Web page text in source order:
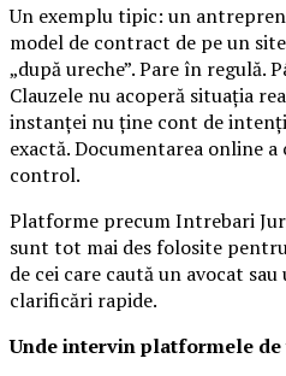
Un exemplu tipic: un
model de contract de pe un
„după ureche”. Pare în regulă.
Clauzele nu acoperă situația
instanței nu ține cont de
exactă. Documentarea online
control.
Platforme precum Intrebari
sunt tot mai des folosite
de cei care caută un avocat
clarificări rapide.
Unde intervin platformele